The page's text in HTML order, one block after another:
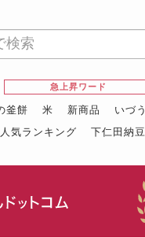
急上昇ワード
釜餅 米 新商品 いづう
人気ランキング 下仁田納豆